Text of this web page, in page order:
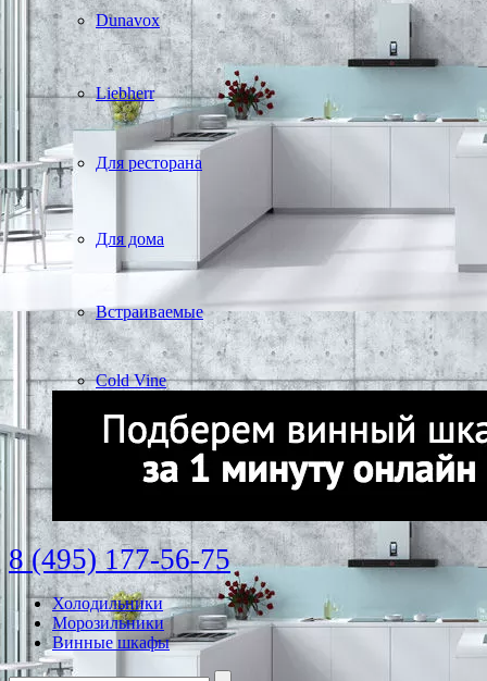
Dunavox
Liebherr
Для ресторана
Для дома
Встраиваемые
Cold Vine
8 (495) 177-56-75
Холодильники
Морозильники
Винные шкафы